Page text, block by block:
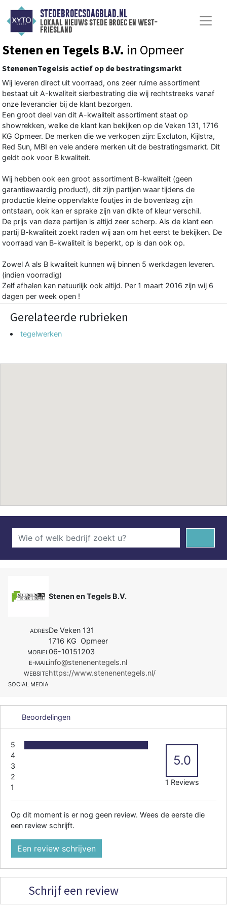
STEDEBROECSDAGBLAD.NL
lokaal nieuws stede broec en west-
friesland
Stenen en Tegels B.V. in Opmeer
StenenenTegelsis actief op de bestratingsmarkt
Wij leveren direct uit voorraad, ons zeer ruime assortiment
bestaat uit A-kwaliteit sierbestrating die wij rechtstreeks vanaf
onze leverancier bij de klant bezorgen.
Een groot deel van dit A-kwaliteit assortiment staat op
showrekken, welke de klant kan bekijken op de Veken 131, 1716
KG Opmeer. De merken die we verkopen zijn: Excluton, Kijlstra,
Red Sun, MBI en vele andere merken uit de bestratingsmarkt. Dit
geldt ook voor B kwaliteit.
Wij hebben ook een groot assortiment B-kwaliteit (geen
garantiewaardig product), dit zijn partijen waar tijdens de
productie kleine oppervlakte foutjes in de bovenlaag zijn
ontstaan, ook kan er sprake zijn van dikte of kleur verschil.
De prijs van deze partijen is altijd zeer scherp. Als de klant een
partij B-kwaliteit zoekt raden wij aan om het eerst te bekijken. De
voorraad van B-kwaliteit is beperkt, op is dan ook op.
Zowel A als B kwaliteit kunnen wij binnen 5 werkdagen leveren.
(indien voorradig)
Zelf afhalen kan natuurlijk ook altijd. Per 1 maart 2016 zijn wij 6
dagen per week open !
Gerelateerde rubrieken
tegelwerken
Stenen en Tegels B.V.
ADRESDe Veken 131
1716 KG Opmeer
MOBIEL 06-10151203
E-MAIL info@stenenentegels.nl
WEBSITEhttps://www.stenenentegels.nl/
SOCIAL MEDIA
Beoordelingen
5
4
3
2
1
5.0
1 Reviews
Op dit moment is er nog geen review. Wees de eerste die
een review schrijft.
Een review schrijven
Schrijf een review